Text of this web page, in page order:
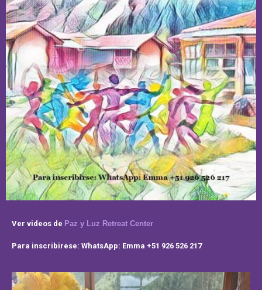
Ver videos de Paz y Luz Retreat Center
Para inscribirese: WhatsApp: Emma +51 926 526 217